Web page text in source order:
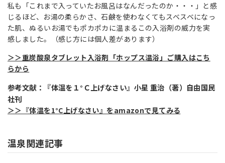
私も「これまで入っていたお風呂はなんだったのか・・・」と感
じるほど、お湯の柔らかさ、石鹸を使わなくてもスベスベになっ
た肌、ぬるいお湯でもポカポカに温まるこの入浴剤の威力を実
感しました。（感じ方には個人差があります）
＞＞重炭酸泉タブレット入浴剤「ホップス温浴」ご購入はこち
らから
参考文献：『体温を１°Ｃ上げなさい』小星 重治（著）自由国民
社刊
＞＞『体温を1°C上げなさい』をamazonで見てみる
温泉関連記事